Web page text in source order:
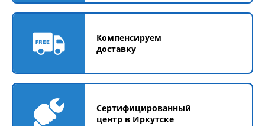
Компенсируем
доставку
Сертифицированный
центр в Иркутске